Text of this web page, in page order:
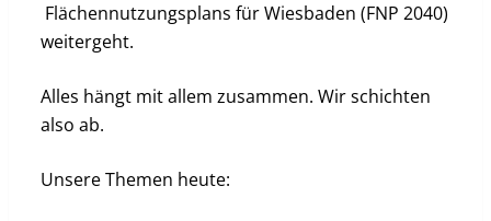
Flächennutzungsplans für Wiesbaden (FNP 2040)
weitergeht.
Alles hängt mit allem zusammen. Wir schichten
also ab.
Unsere Themen heute: